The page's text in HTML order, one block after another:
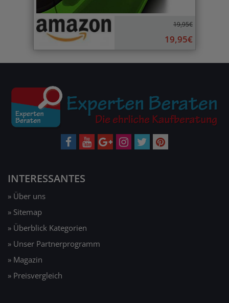
19,95€
19,95€
INTERESSANTES
» Über uns
» Sitemap
» Überblick Kategorien
» Unser Partnerprogramm
» Magazin
» Preisvergleich